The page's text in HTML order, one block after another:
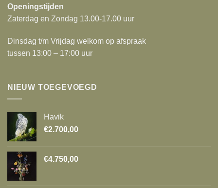
Openingstijden
Zaterdag en Zondag 13.00-17.00 uur
Dinsdag t/m Vrijdag welkom op afspraak
tussen 13:00 – 17:00 uur
NIEUW TOEGEVOEGD
Havik
€2.700,00
€4.750,00